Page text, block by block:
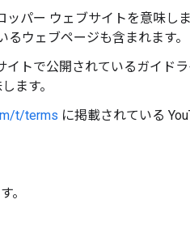
ッパー ウェブサイトを意味し
るウェブページも含まれます。
イトで公開されているガイド
ます。
t/terms に掲載されている
。